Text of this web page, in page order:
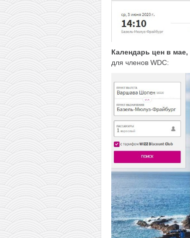
Календарь цен в мае,
для членов WDC: